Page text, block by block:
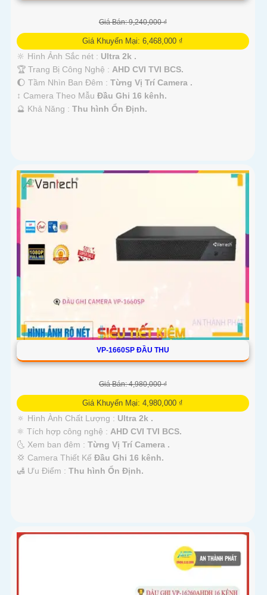
Giá Bán: 9,240,000 ₫
Giá Khuyến Mại: 6,468,000 ₫
🔆 Hình Ảnh Sắc nét : Ultra 2k .
🏆 Trang Bị Công Nghệ : AHD CVI TVI BCS.
🌔 Tầm Nhìn Ban Đêm : Từng Vị Trí Camera .
↕️ Camera Theo Mẫu Đầu Ghi 16 kênh.
️🔮 Khả Năng : Thu hình Ổn Định.
VP-1660SP ĐẦU THU
Giá Bán: 4,980,000 ₫
Giá Khuyến Mại: 4,980,000 ₫
🔅 Hình Ành Chất Lượng : Ultra 2k .
⚛️ Tích hợp công nghệ : AHD CVI TVI BCS.
🌜 Xem ban đêm : Từng Vị Trí Camera .
💢 Camera Thiết Kế Đầu Ghi 16 kênh.
️🛃 Ưu Điểm : Thu hình Ổn Định.